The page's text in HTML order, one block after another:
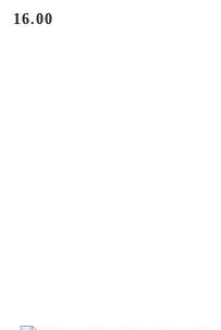
Cena:
16.00